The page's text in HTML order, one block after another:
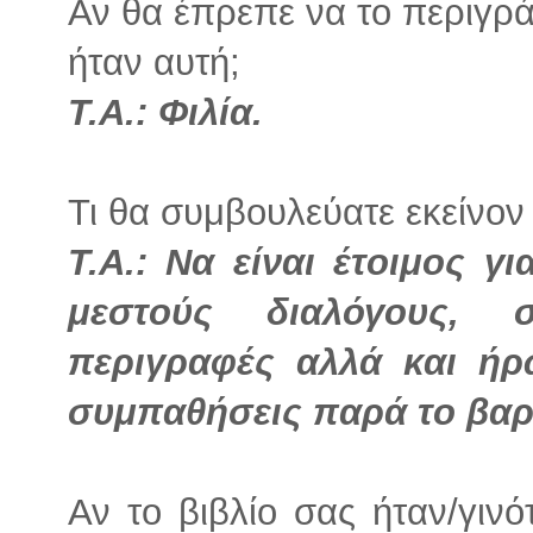
Αν θα έπρεπε να το
ήταν αυτή;
Τ.Α.: Φιλία.
Τι θα συμβουλεύατε
Τ.Α.: Να είναι έτοιμος
μεστούς διαλόγους,
περιγραφές αλλά και
συμπαθήσεις παρά το
Αν το βιβλίο σας ήταν/